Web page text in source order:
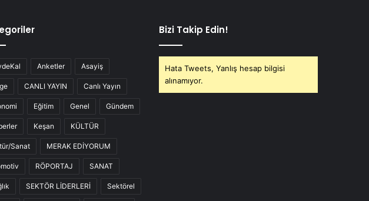
Anketler Asayiş
CANLI YAYIN Canlı Yayın
Eğitim Genel Gündem
Keşan KÜLTÜR
Sanat MERAK EDİYORUM
RÖPORTAJ SANAT
SEKTÖR LİDERLERİ Sektörel
Bizi Takip Edin!
Hata Tweets, Yanlış hesap bilgisi
alınamıyor.